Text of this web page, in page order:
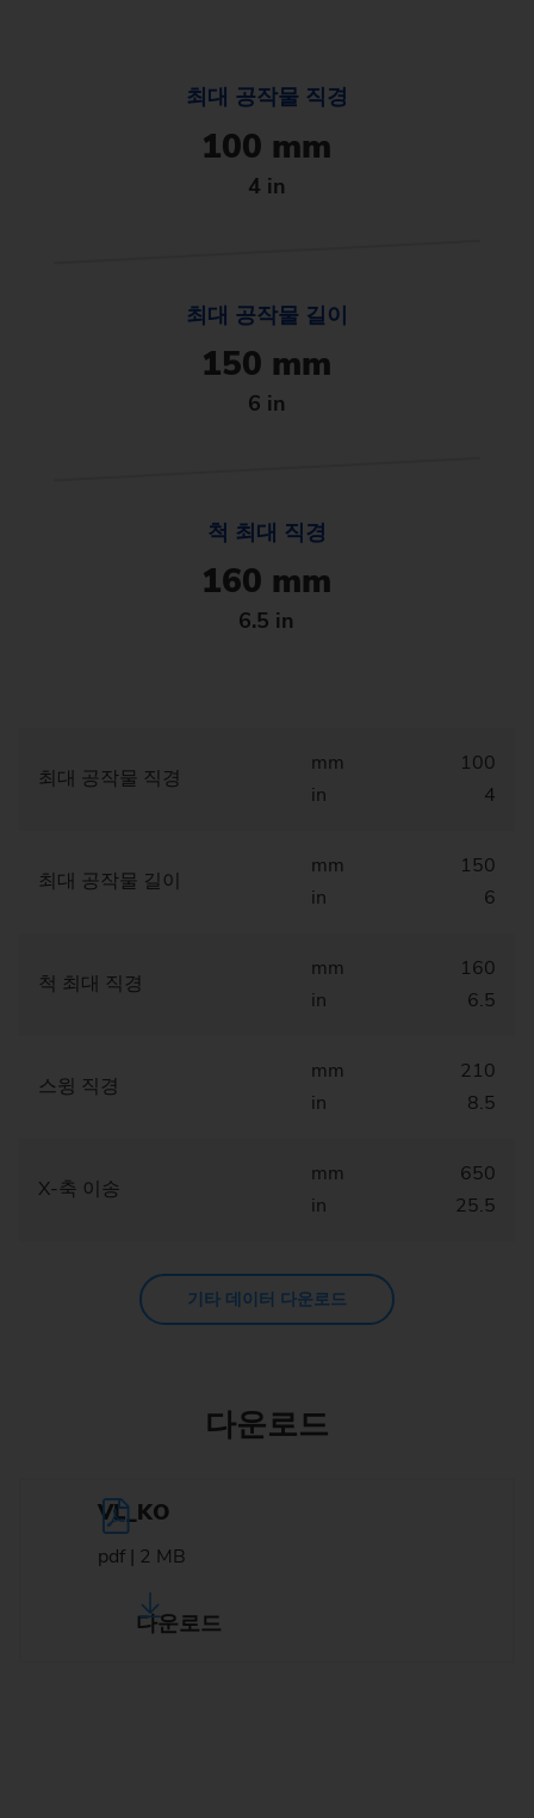
최대 공작물 직경
100 mm
4 in
최대 공작물 길이
150 mm
6 in
척 최대 직경
160 mm
6.5 in
최대 공작물 직경
mm
in
100
4
최대 공작물 길이
mm
in
150
6
척 최대 직경
mm
in
160
6.5
스윙 직경
mm
in
210
8.5
X-축 이송
mm
in
650
25.5
기타 데이터 다운로드
다운로드
VL_KO
pdf | 2 MB
다운로드